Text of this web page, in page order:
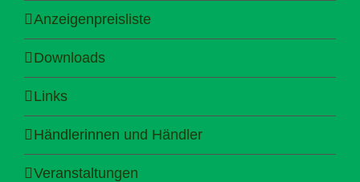
Anzeigenpreisliste
Downloads
Links
Händlerinnen und Händler
Veranstaltungen